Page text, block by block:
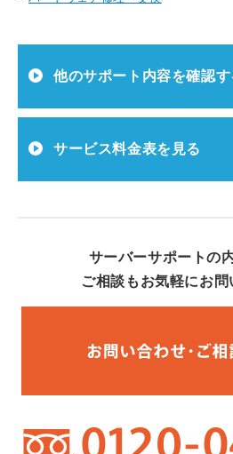
他のサポート内容を確認す
サービス料金表を見る
サーバーサポートの
ご相談もお気軽にお